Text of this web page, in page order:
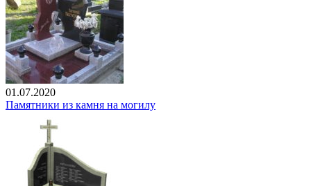
01.07.2020
Памятники из камня на могилу